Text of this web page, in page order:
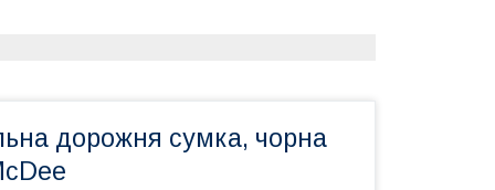
дорожня сумка, чорна